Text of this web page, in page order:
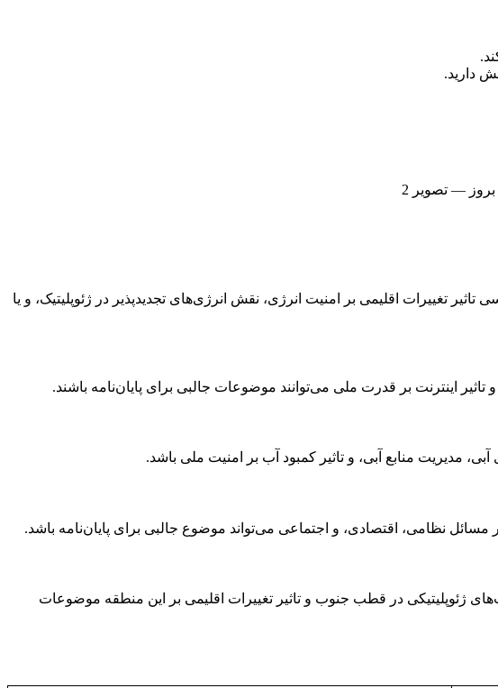
دارید.
تغییرات اقلیمی بر امنیت انرژی، نقش انرژی‌های تجدیدپذیر در ژئوپلیتیک، و یا
اینترنت بر قدرت ملی می‌توانند موضوعات جالبی برای پایان‌نامه باشند.
مدیریت منابع آبی، و تاثیر کمبود آب بر امنیت ملی باشد.
نظامی، اقتصادی، و اجتماعی می‌تواند موضوع جالبی برای پایان‌نامه باشد.
ژئوپلیتیکی در قطب جنوب و تاثیر تغییرات اقلیمی بر این منطقه موضوعات